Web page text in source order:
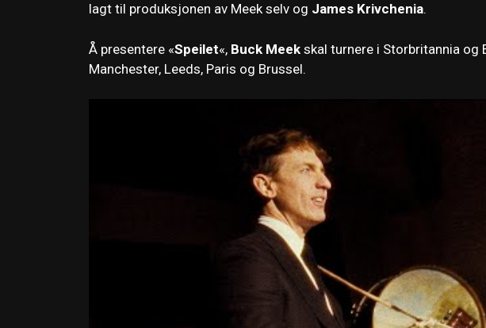
lagt til produksjonen av Meek selv og James Krivchenia.
Å presentere «Speilet«, Buck Meek skal turnere i Storbritannia og
Manchester, Leeds, Paris og Brussel.